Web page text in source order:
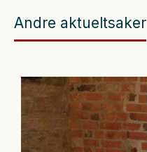
Andre aktueltsaker